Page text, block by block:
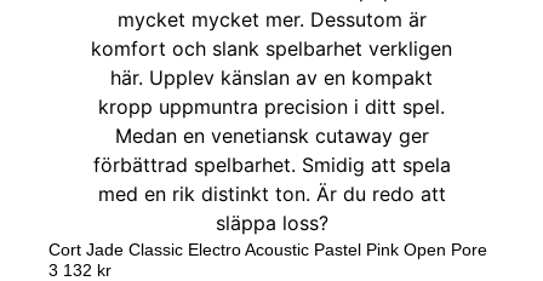
Cort Jade Classic Electro Acoustic Pastel Pink Open Pore
3 132 kr